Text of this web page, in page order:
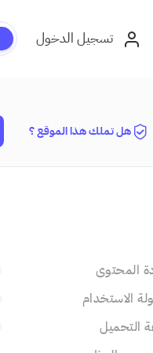
تسجيل الدخول
هل تملك هذا الموقع ؟
المحتوى
الاستخدام
التحميل